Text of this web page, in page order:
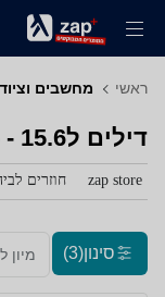
ראשי מחשבים
דילים לINTEL Core i5 - 256 - 15.6
zap store חוזרים
סינון(3) מיון